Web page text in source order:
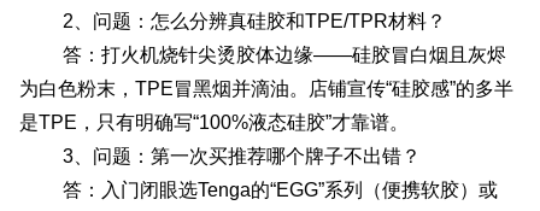
2、问题：怎么分辨真硅胶和TPE/TPR材料？
答：打火机烧针尖烫胶体边缘——硅胶冒白烟且灰烬
为白色粉末，TPE冒黑烟并滴油。店铺宣传“硅胶感”的多半
是TPE，只有明确写“100%液态硅胶”才靠谱。
3、问题：第一次买推荐哪个牌子不出错？
答：入门闭眼选Tenga的“EGG”系列（便携软胶）或